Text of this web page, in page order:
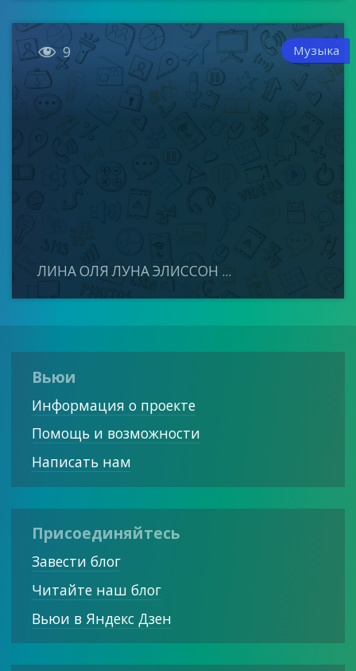
 9 Музыка
ЛИНА ОЛЯ ЛУНА ЭЛИССОН ...
Вьюи
Информация о проекте
Помощь и возможности
Написать нам
Присоединяйтесь
Завести блог
Читайте наш блог
Вьюи в Яндекс Дзен